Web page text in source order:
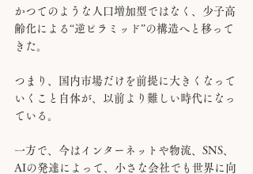
かつてのような人口増加型ではなく、少子高
齢化による“逆ピラミッド”の構造へと移って
きた。
つまり、国内市場だけを前提に大きくなって
いくこと自体が、以前より難しい時代になっ
ている。
一方で、今はインターネットや物流、SNS、
AIの発達によって、小さな会社でも世界に向